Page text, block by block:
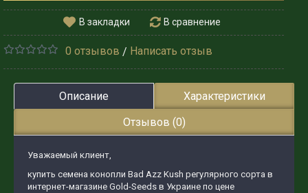
В закладки В сравнение
0 отзывов / Написать отзыв
Описание
Характеристики
Отзывов (0)
Уважаемый клиент,
купить семена конопли Bad Azz Kush регулярного сорта в
интернет-магазине Gold-Seeds в Украине по цене